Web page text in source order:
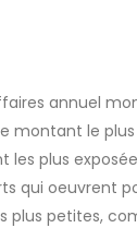
annuel
montant le
plus
qui oeuvrent
plus petites,